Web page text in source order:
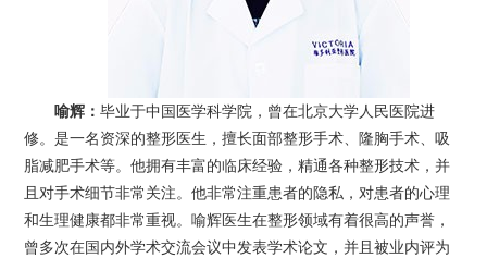
喻辉：毕业于中国医学科学院，曾在北京大学人民医院进
修。是一名资深的整形医生，擅长面部整形手术、隆胸手术、吸
脂减肥手术等。他拥有丰富的临床经验，精通各种整形技术，并
且对手术细节非常关注。他非常注重患者的隐私，对患者的心理
和生理健康都非常重视。喻辉医生在整形领域有着很高的声誉，
曾多次在国内外学术交流会议中发表学术论文，并且被业内评为